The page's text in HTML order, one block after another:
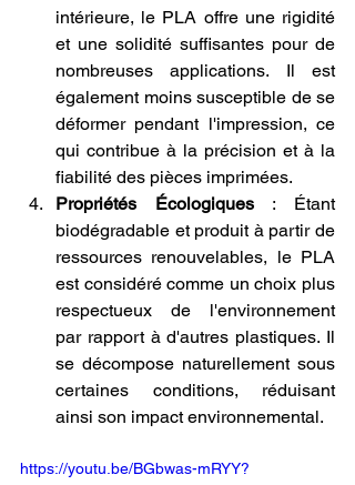
intérieure, le PLA offre une rigidité
et une solidité suffisantes pour de
nombreuses applications. Il est
également moins susceptible de se
déformer pendant l'impression, ce
qui contribue à la précision et à la
fiabilité des pièces imprimées.
Propriétés Écologiques : Étant
biodégradable et produit à partir de
ressources renouvelables, le PLA
est considéré comme un choix plus
respectueux de l'environnement
par rapport à d'autres plastiques. Il
se décompose naturellement sous
certaines conditions, réduisant
ainsi son impact environnemental.
https://youtu.be/BGbwas-mRYY?